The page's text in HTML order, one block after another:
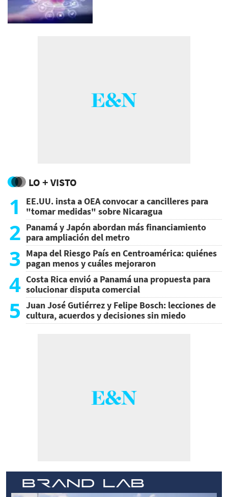
LO + VISTO
1
EE.UU. insta a OEA convocar a cancilleres para
"tomar medidas" sobre Nicaragua
2 Panamá y Japón abordan más financiamiento
para ampliación del metro
3 Mapa del Riesgo País en Centroamérica: quiénes
pagan menos y cuáles mejoraron
4 Costa Rica envió a Panamá una propuesta para
solucionar disputa comercial
5 Juan José Gutiérrez y Felipe Bosch: lecciones de
cultura, acuerdos y decisiones sin miedo